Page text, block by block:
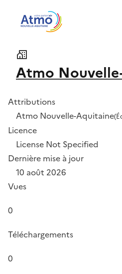
Atmo
Attributions
Atmo Nouvelle-Aquitaine
Licence
License Not Specified
Dernière mise à jour
10 août 2026
Vues
0
Téléchargements
0